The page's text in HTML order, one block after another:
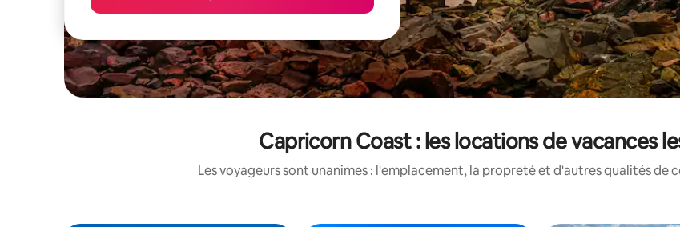
Capricorn Coast : les locations de vacances
Les voyageurs sont unanimes : l'emplacement, la propreté et d'autres qualités de